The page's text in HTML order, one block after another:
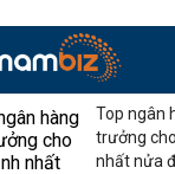
Top ngân
trưởng
nhất nửa